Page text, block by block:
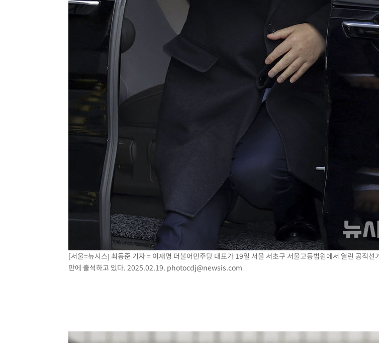
[서울=뉴시스] 최동준 기자 = 이재명 더불어민주당 대표가 19일 서울 서초구 서울고등법원에서 열린 공직선
판에 출석하고 있다. 2025.02.19. photocdj@newsis.com